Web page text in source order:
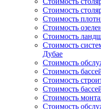
Стоимость
Стоимость
Стоимость
Стоимость
Стоимость
Дубае
Стоимость
Стоимость
Стоимость
Стоимость
Стоимость
Стоимость